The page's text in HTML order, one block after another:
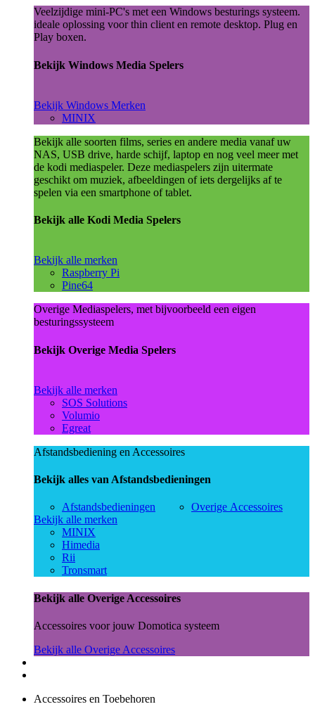
Veelzijdige mini-PC's met een Windows besturings systeem.
ideale oplossing voor thin client en remote desktop. Plug en
Play boxen.
Bekijk Windows Media Spelers
Bekijk Windows Merken
MINIX
Bekijk alle soorten films, series en andere media vanaf uw
NAS, USB drive, harde schijf, laptop en nog veel meer met
de kodi mediaspeler. Deze mediaspelers zijn uitermate
geschikt om muziek, afbeeldingen of iets dergelijks af te
spelen via een smartphone of tablet.
Bekijk alle Kodi Media Spelers
Bekijk alle merken
Raspberry Pi
Pine64
Overige Mediaspelers, met bijvoorbeeld een eigen
besturingssysteem
Bekijk Overige Media Spelers
Bekijk alle merken
SOS Solutions
Volumio
Egreat
Afstandsbediening en Accessoires
Bekijk alles van Afstandsbedieningen
Afstandsbedieningen
Overige Accessoires
Bekijk alle merken
MINIX
Himedia
Rii
Tronsmart
Bekijk alle Overige Accessoires
Accessoires voor jouw Domotica systeem
Bekijk alle Overige Accessoires
Accessoires en Toebehoren